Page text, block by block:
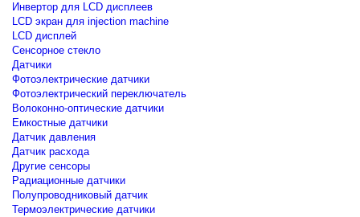
Инвертор для LCD дисплеев
LCD экран для injection machine
LCD дисплей
Сенсорное стекло
Датчики
Фотоэлектрические датчики
Фотоэлектрический переключатель
Волоконно-оптические датчики
Емкостные датчики
Датчик давления
Датчик расхода
Другие сенсоры
Радиационные датчики
Полупроводниковый датчик
Термоэлектрические датчики